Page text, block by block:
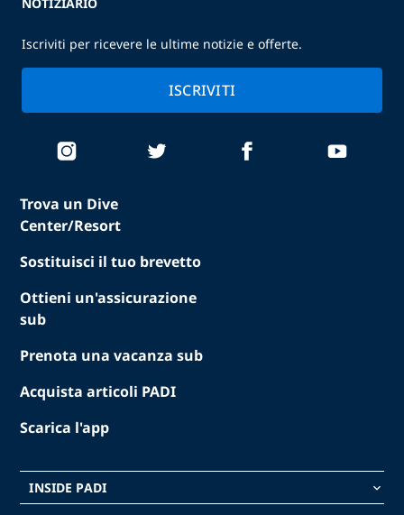
Trova un Dive
Center/Resort
Sostituisci il tuo brevetto
Ottieni un'assicurazione
sub
Prenota una vacanza sub
Acquista articoli PADI
Scarica l'app
INSIDE PADI keyboard_arrow_down
Iscriviti per ricevere le ultime notizie e offerte.
ISCRIVITI